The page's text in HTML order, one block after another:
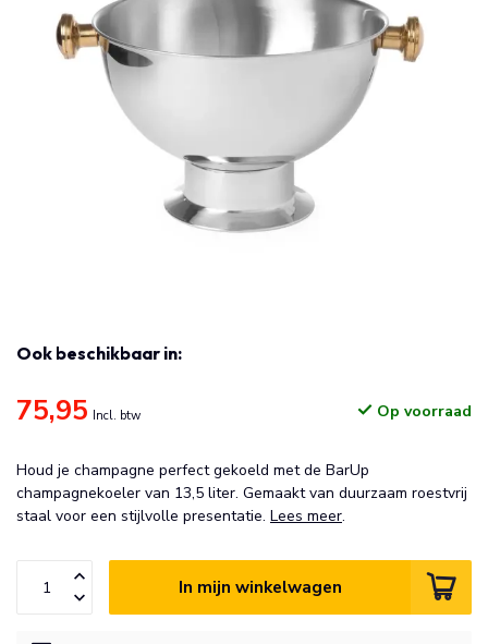
Ook beschikbaar in:
75,95 Incl. btw Op voorraad
Houd je champagne perfect gekoeld met de BarUp
champagnekoeler van 13,5 liter. Gemaakt van duurzaam roestvrij
staal voor een stijlvolle presentatie. Lees meer.
In mijn winkelwagen